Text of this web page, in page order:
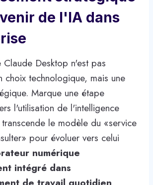
de l'IA dans
Desktop n'est pas
choix technologique, mais une
Marque une étape
l'utilisation de l'intelligence
le modèle du «service
pour évoluer vers celui
numérique
intégré dans